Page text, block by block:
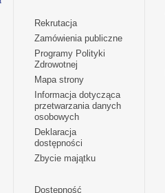
Rekrutacja
Zamówienia publiczne
Programy Polityki
Zdrowotnej
Mapa strony
Informacja dotycząca
przetwarzania danych
osobowych
Deklaracja
dostępności
Zbycie majątku
Dostępność